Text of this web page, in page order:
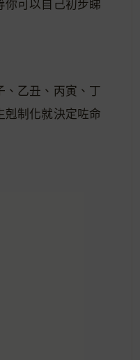
可以自己初步睇
乙丑、丙寅、丁
制化就決定咗命